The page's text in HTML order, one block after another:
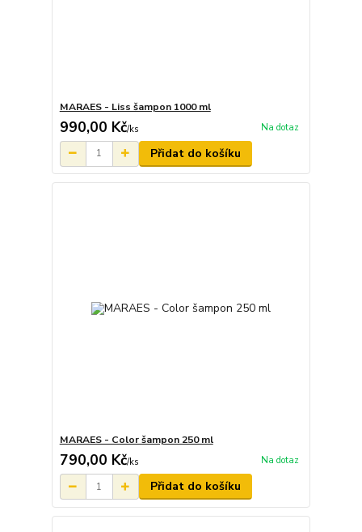
MARAES - Liss šampon 1000 ml
990,00 Kč/ks Na dotaz
Přidat do košíku
MARAES - Color šampon 250 ml
790,00 Kč/ks Na dotaz
Přidat do košíku